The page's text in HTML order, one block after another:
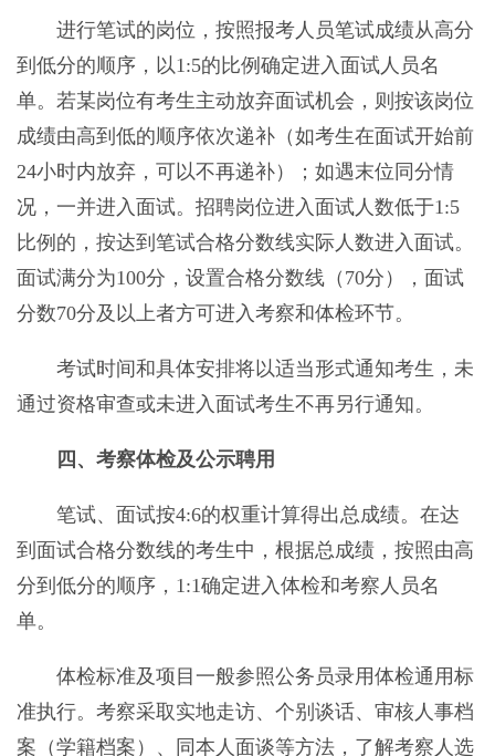
进行笔试的岗位，按照报考人员笔试成绩从高分
到低分的顺序，以1:5的比例确定进入面试人员名
单。若某岗位有考生主动放弃面试机会，则按该岗位
成绩由高到低的顺序依次递补（如考生在面试开始前
24小时内放弃，可以不再递补）；如遇末位同分情
况，一并进入面试。招聘岗位进入面试人数低于1:5
比例的，按达到笔试合格分数线实际人数进入面试。
面试满分为100分，设置合格分数线（70分），面试
分数70分及以上者方可进入考察和体检环节。
考试时间和具体安排将以适当形式通知考生，未
通过资格审查或未进入面试考生不再另行通知。
四、考察体检及公示聘用
笔试、面试按4:6的权重计算得出总成绩。在达
到面试合格分数线的考生中，根据总成绩，按照由高
分到低分的顺序，1:1确定进入体检和考察人员名
单。
体检标准及项目一般参照公务员录用体检通用标
准执行。考察采取实地走访、个别谈话、审核人事档
案（学籍档案）、同本人面谈等方法，了解考察人选